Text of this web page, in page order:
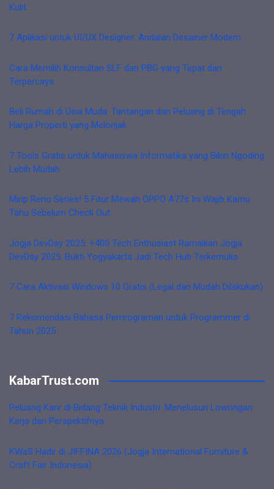
Kulit
7 Aplikasi untuk UI/UX Designer: Andalan Desainer Modern
Cara Memilih Konsultan SLF dan PBG yang Tepat dan
Terpercaya
Beli Rumah di Usia Muda: Tantangan dan Peluang di Tengah
Harga Properti yang Melonjak
7 Tools Gratis untuk Mahasiswa Informatika yang Bikin Ngoding
Lebih Mudah
Mirip Reno Series! 5 Fitur Mewah OPPO A77s Ini Wajib Kamu
Tahu Sebelum Check Out
Jogja DevDay 2025: +400 Tech Enthusiast Ramaikan Jogja
DevDay 2025: Bukti Yogyakarta Jadi Tech Hub Terkemuka
7 Cara Aktivasi Windows 10 Gratis (Legal dan Mudah Dilakukan)
7 Rekomendasi Bahasa Pemrograman untuk Programmer di
Tahun 2025
KabarTrust.com
Peluang Karir di Bidang Teknik Industri: Menelusuri Lowongan
Kerja dan Perspektifnya
KWaS Hadir di JIFFINA 2026 (Jogja International Furniture &
Craft Fair Indonesia)